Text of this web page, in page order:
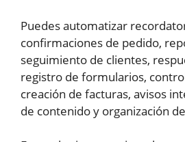
Puedes automatizar
confirmaciones de pedido,
seguimiento de clientes,
registro de formularios,
creación de facturas, avisos
de contenido y organización